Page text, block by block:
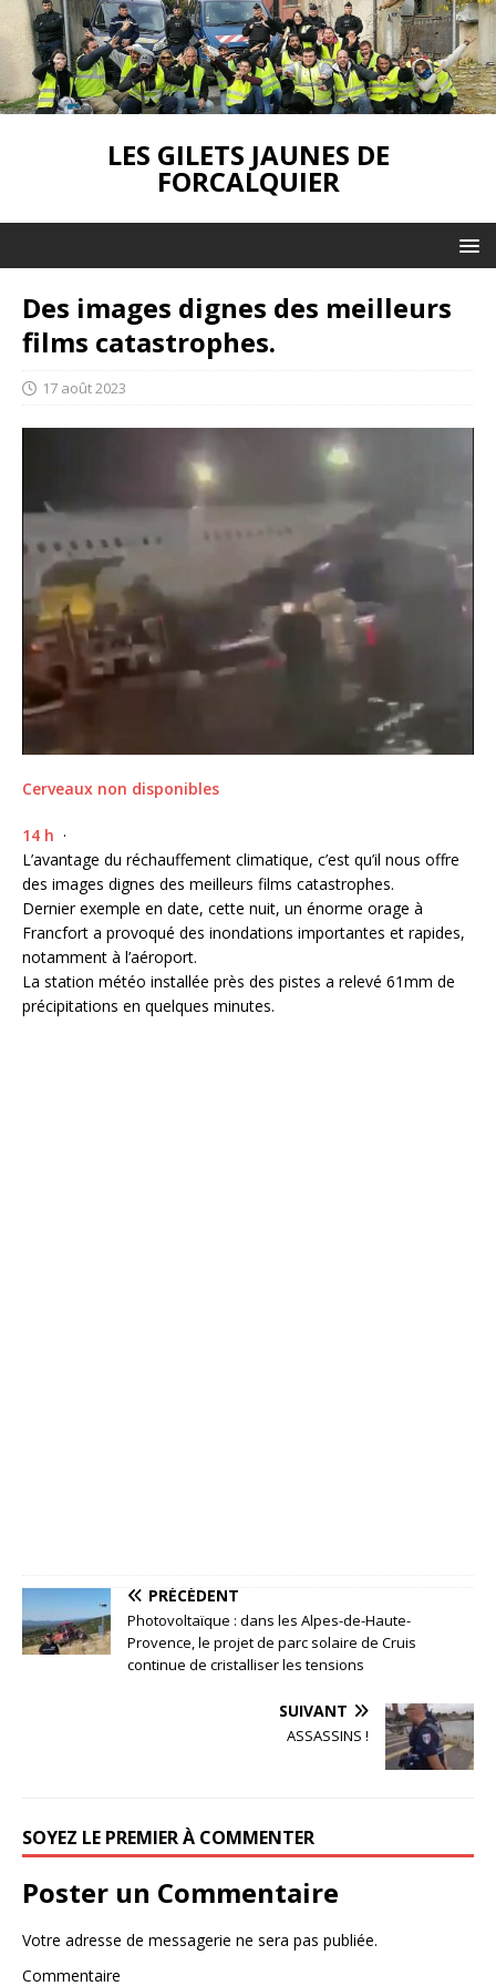
LES GILETS JAUNES DE
FORCALQUIER
Des images dignes des meilleurs
films catastrophes.
17 août 2023
Cerveaux non disponibles
14 h ·
L’avantage du réchauffement climatique, c’est qu’il nous offre
des images dignes des meilleurs films catastrophes.
Dernier exemple en date, cette nuit, un énorme orage à
Francfort a provoqué des inondations importantes et rapides,
notamment à l’aéroport.
La station météo installée près des pistes a relevé 61mm de
précipitations en quelques minutes.
PRÉCÉDENT
Photovoltaïque : dans les Alpes-de-Haute-
Provence, le projet de parc solaire de Cruis
continue de cristalliser les tensions
SUIVANT
ASSASSINS !
SOYEZ LE PREMIER À COMMENTER
Poster un Commentaire
Votre adresse de messagerie ne sera pas publiée.
Commentaire